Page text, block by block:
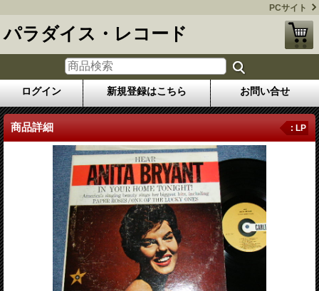
PCサイト
パラダイス・レコード
ログイン 新規登録はこちら お問い合せ
商品詳細 : LP